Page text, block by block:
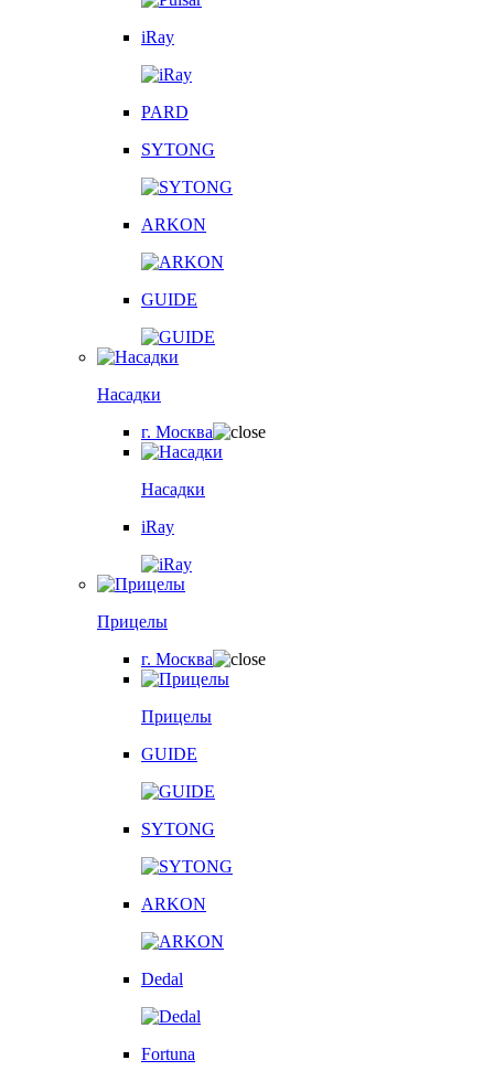
iRay
PARD
SYTONG
ARKON
GUIDE
Насадки
г. Москва
Насадки
iRay
Прицелы
г. Москва
Прицелы
GUIDE
SYTONG
ARKON
Dedal
Fortuna